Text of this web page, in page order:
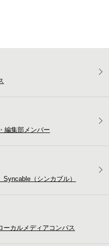
・編集部メンバー
（シンカブル）
ーカルメディア コンパス